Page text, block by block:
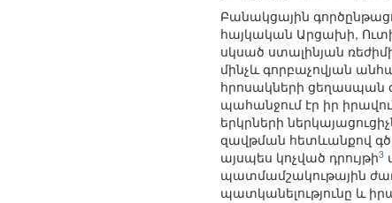
Բանակցային
հայկական Արցախի,
սկսած ստալինյան
մինչև գորբաչովյան
հրոսակների ցեղասպան
պահանջում էր իր
երկրների
զավթման հետևանքով
այսպես կոչված դրույթի3
պատմամշակութային
պատկանելությունը և